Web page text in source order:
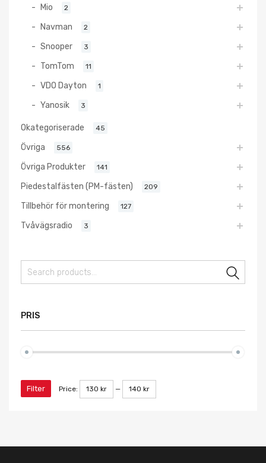
Mio 2
Navman 2
Snooper 3
TomTom 11
VDO Dayton 1
Yanosik 3
Okategoriserade 45
Övriga 556
Övriga Produkter 141
Piedestalfästen (PM-fästen) 209
Tillbehör för montering 127
Tvåvägsradio 3
PRIS
Filter Price: 130 kr — 140 kr